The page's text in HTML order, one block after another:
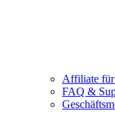
Affiliate
FAQ &